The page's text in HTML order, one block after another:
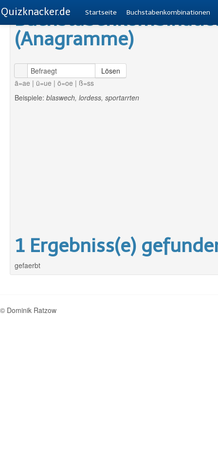
Quizknacker.de Startseite Buchstabenkombinationen
(Anagramme)
Lösen
ä=ae | ü=ue | ö=oe | ß=ss
Beispiele: blaswech, lordess, sportarrten
1 Ergebniss(e)
gefaerbt
© Dominik Ratzow